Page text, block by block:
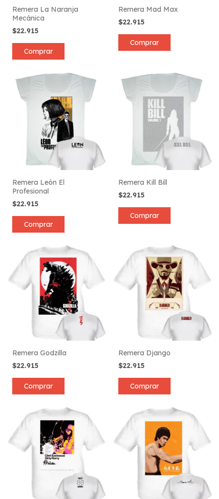
Remera La Naranja
Mecánica
$22.915
Comprar
Remera Mad Max
$22.915
Comprar
Remera León El
Profesional
$22.915
Comprar
Remera Kill Bill
$22.915
Comprar
Remera Godzilla
$22.915
Comprar
Remera Django
$22.915
Comprar